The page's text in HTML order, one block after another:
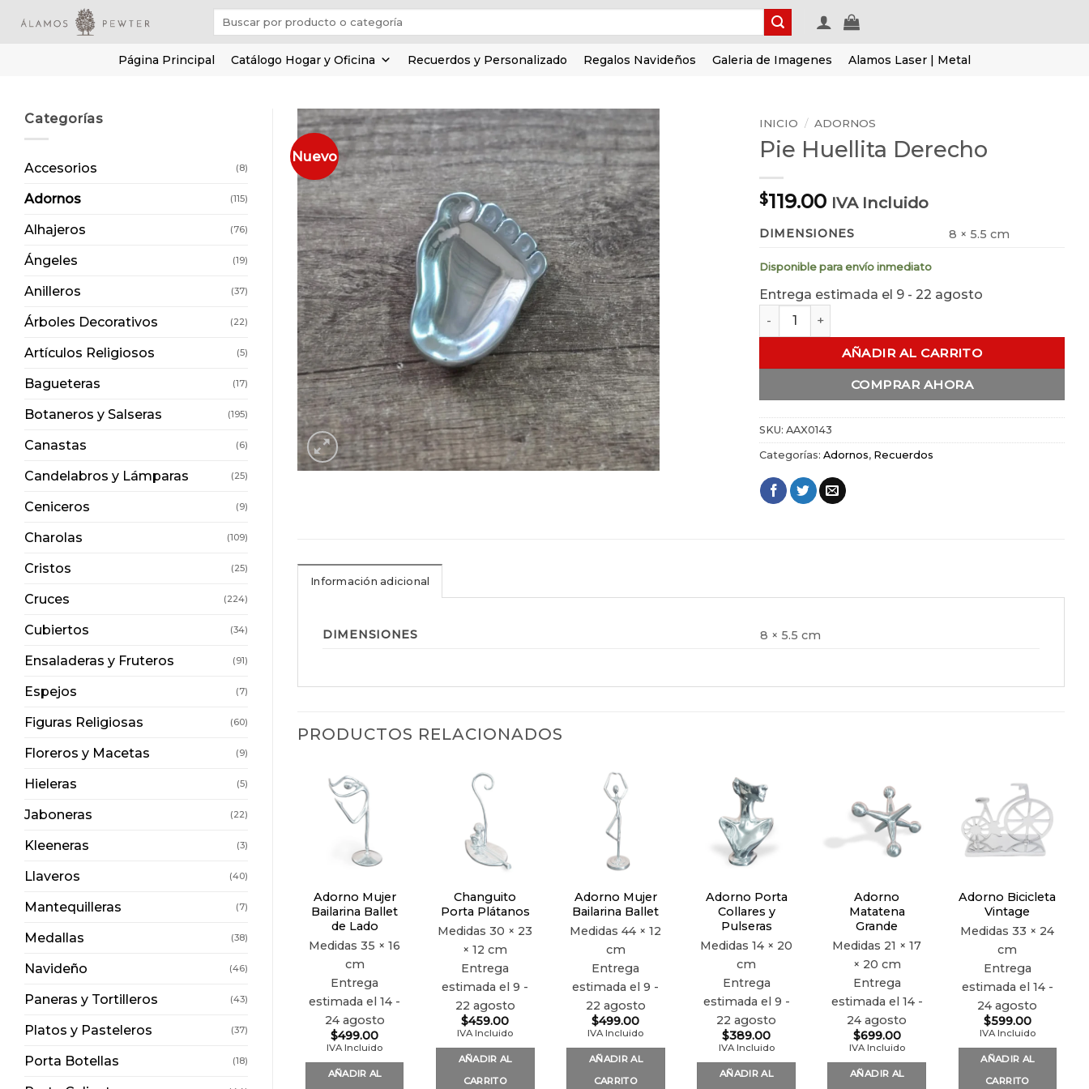
Página Principal Catálogo Hogar y Oficina Recuerdos y Personalizado Regalos Navideños Galeria de Imagenes Alamos Laser | Metal
Categorías
Accesorios (8)
Adornos (115)
Alhajeros (76)
Ángeles (19)
Anilleros (37)
Árboles Decorativos (22)
Artículos Religiosos (5)
Bagueteras (17)
Botaneros y Salseras (195)
Canastas (6)
Candelabros y Lámparas (25)
Ceniceros (9)
Charolas (109)
Cristos (25)
Cruces (224)
Cubiertos (34)
Ensaladeras y Fruteros (91)
Espejos (7)
Figuras Religiosas (60)
Floreros y Macetas (9)
Hieleras (5)
Jaboneras (22)
Kleeneras (3)
Llaveros (40)
Mantequilleras (7)
Medallas (38)
Navideño (46)
Paneras y Tortilleros (43)
Platos y Pasteleros (37)
Porta Botellas (18)
Nuevo
Añadir
a la
lista de
deseos
INICIO / ADORNOS
Pie Huellita Derecho
$119.00 IVA Incluido
DIMENSIONES 8 × 5.5 cm
Disponible para envío inmediato
Entrega estimada el 9 - 22 agosto
Pie Huellita Derecho cantidad
AÑADIR AL CARRITO
COMPRAR AHORA
SKU: AAX0143
Categorías: Adornos, Recuerdos
Información adicional
DIMENSIONES 8 × 5.5 cm
PRODUCTOS RELACIONADOS
Añadir
lista de
deseos
Adorno Mujer
Bailarina Ballet
de Lado
Medidas35 × 16
cm
Entrega
estimada el 14 -
24 agosto
$499.00
IVA Incluido
AÑADIR AL
deseos
Changuito
Porta Plátanos
Medidas30 × 23
× 12 cm
Entrega
estimada el 9 -
22 agosto
$459.00
IVA Incluido
AÑADIR AL
CARRITO
Adorno Mujer
Bailarina Ballet
Medidas44 × 12
cm
Entrega
estimada el 9 -
22 agosto
$499.00
IVA Incluido
AÑADIR AL
CARRITO
a la
lista de
deseos
Adorno Porta
Collares y
Pulseras
Medidas14 × 20
cm
Entrega
estimada el 9 -
22 agosto
$389.00
IVA Incluido
AÑADIR AL
Añadir
a la
lista de
deseos
Adorno
Matatena
Grande
Medidas 21 × 17
× 20 cm
Entrega
estimada el 14 -
24 agosto
$699.00
IVA Incluido
AÑADIR AL
Añadir
a la
lista de
deseos
Adorno Bicicleta
Vintage
Medidas33 × 24
cm
Entrega
estimada el 14 -
24 agosto
$599.00
IVA Incluido
AÑADIR AL
CARRITO